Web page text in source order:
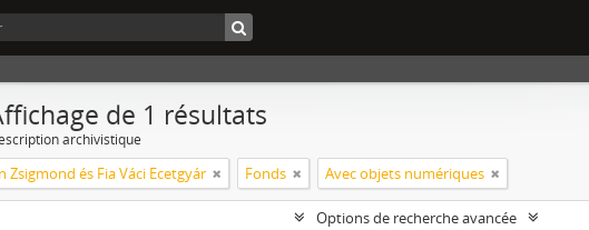
de 1 résultats
archivistique
Zsigmond és Fia Váci Ecetgyár Fonds Avec objets numériques
Options de recherche avancée